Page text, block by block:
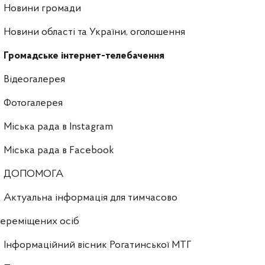
Новини громади
Новини області та України, оголошення
Громадське інтернет-телебачення
Відеогалерея
Фотогалерея
Міська рада в Instagram
Міська рада в Facebook
ДОПОМОГА
Актуальна інформація для тимчасово
осіб
Інформаційний вісник Рогатинської МТГ